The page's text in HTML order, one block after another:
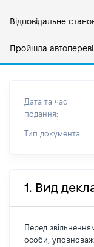
Відповідальне
Пройшла
Дата та час
подання:
Тип документа:
1. Вид
Перед
особи,